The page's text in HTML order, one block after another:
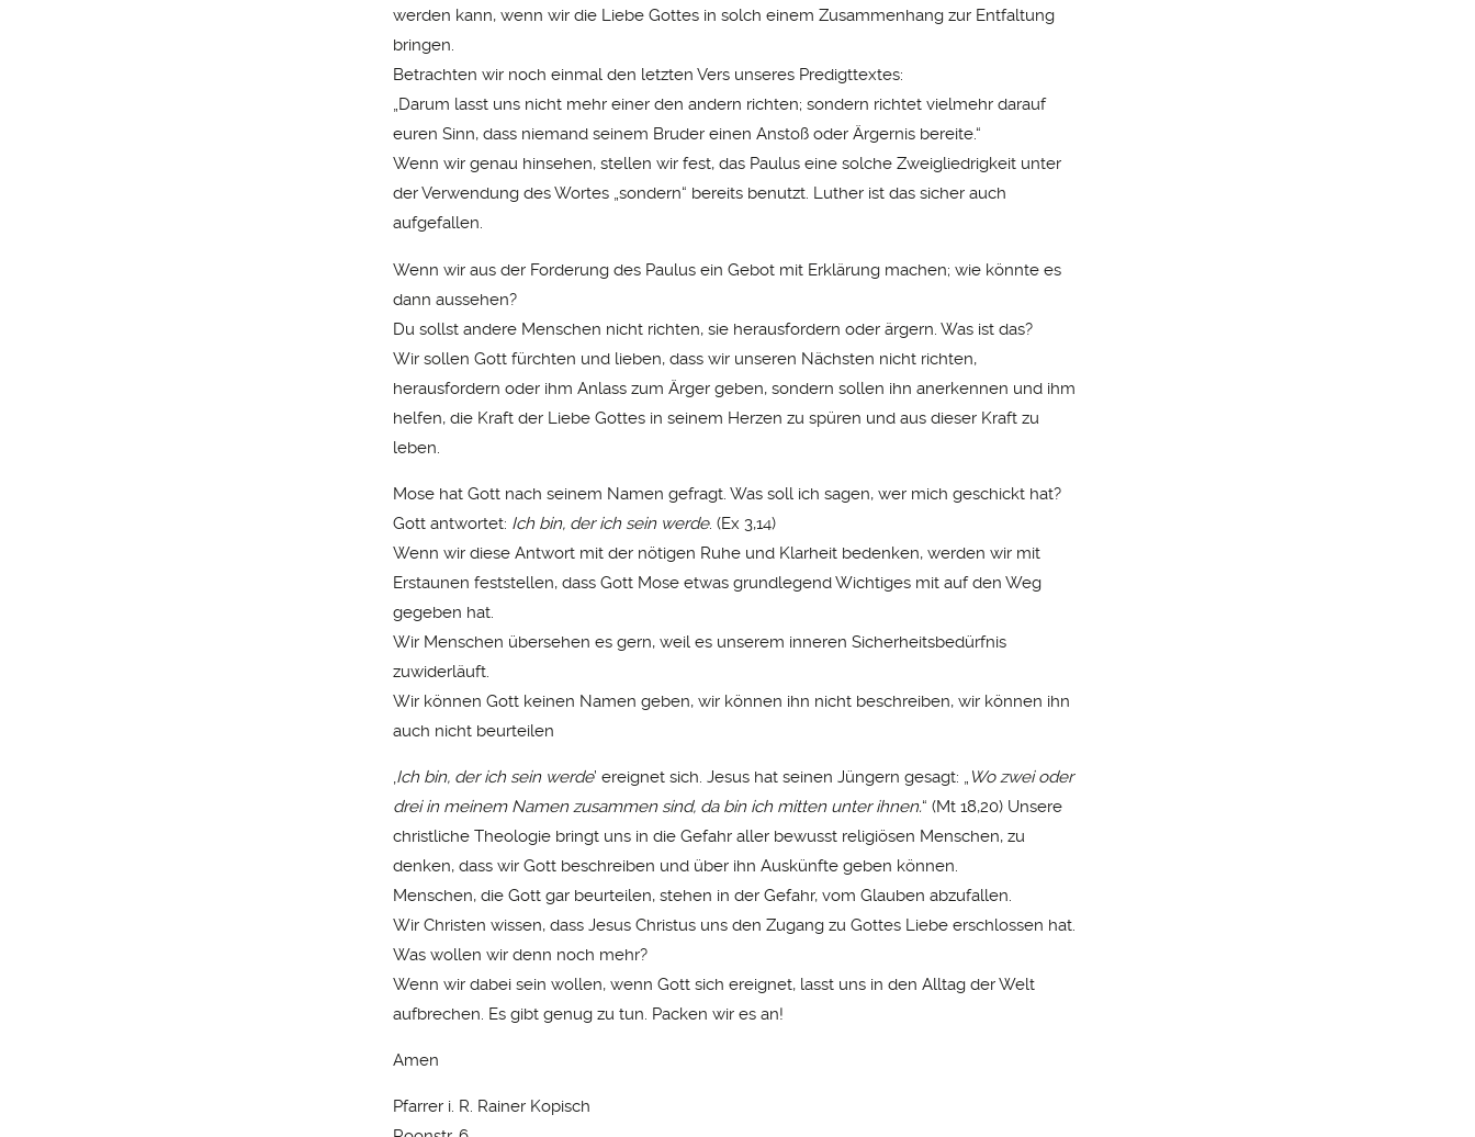
werden kann, wenn wir die Liebe Gottes in solch einem Zusammenhang zur Entfaltung
bringen.
Betrachten wir noch einmal den letzten Vers unseres Predigttextes:
„Darum lasst uns nicht mehr einer den andern richten; sondern richtet vielmehr darauf
euren Sinn, dass niemand seinem Bruder einen Anstoß oder Ärgernis bereite.“
Wenn wir genau hinsehen, stellen wir fest, das Paulus eine solche Zweigliedrigkeit unter
der Verwendung des Wortes „sondern“ bereits benutzt. Luther ist das sicher auch
aufgefallen.
Wenn wir aus der Forderung des Paulus ein Gebot mit Erklärung machen; wie könnte es
dann aussehen?
Du sollst andere Menschen nicht richten, sie herausfordern oder ärgern. Was ist das?
Wir sollen Gott fürchten und lieben, dass wir unseren Nächsten nicht richten,
herausfordern oder ihm Anlass zum Ärger geben, sondern sollen ihn anerkennen und ihm
helfen, die Kraft der Liebe Gottes in seinem Herzen zu spüren und aus dieser Kraft zu
leben.
Mose hat Gott nach seinem Namen gefragt. Was soll ich sagen, wer mich geschickt hat?
Gott antwortet: Ich bin, der ich sein werde. (Ex 3,14)
Wenn wir diese Antwort mit der nötigen Ruhe und Klarheit bedenken, werden wir mit
Erstaunen feststellen, dass Gott Mose etwas grundlegend Wichtiges mit auf den Weg
gegeben hat.
Wir Menschen übersehen es gern, weil es unserem inneren Sicherheitsbedürfnis
zuwiderläuft.
Wir können Gott keinen Namen geben, wir können ihn nicht beschreiben, wir können ihn
auch nicht beurteilen
‚Ich bin, der ich sein werde’ ereignet sich. Jesus hat seinen Jüngern gesagt: „ Wo zwei oder
drei in meinem Namen zusammen sind, da bin ich mitten unter ihnen.“ (Mt 18,20) Unsere
christliche Theologie bringt uns in die Gefahr aller bewusst religiösen Menschen, zu
denken, dass wir Gott beschreiben und über ihn Auskünfte geben können.
Menschen, die Gott gar beurteilen, stehen in der Gefahr, vom Glauben abzufallen.
Wir Christen wissen, dass Jesus Christus uns den Zugang zu Gottes Liebe erschlossen hat.
Was wollen wir denn noch mehr?
Wenn wir dabei sein wollen, wenn Gott sich ereignet, lasst uns in den Alltag der Welt
aufbrechen. Es gibt genug zu tun. Packen wir es an!
Amen
Pfarrer i. R. Rainer Kopisch